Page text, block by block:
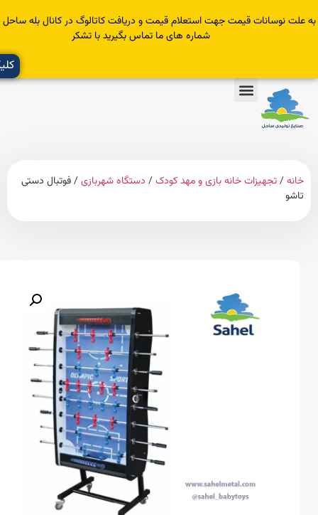
قیمت جهت استعلام قیمت و دریافت کاتالوگ در کانال بله ساحل عضو یا با
شماره های ما تماس بگیرید با تشکر
کلیک کنید
تجهیزات خانه بازی و مهد کودک/دستگاه شهربازی/ فوتبال دستی